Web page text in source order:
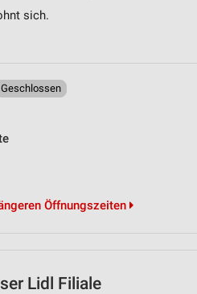
sich.
Geschlossen
Öffnungszeiten
Lidl Filiale